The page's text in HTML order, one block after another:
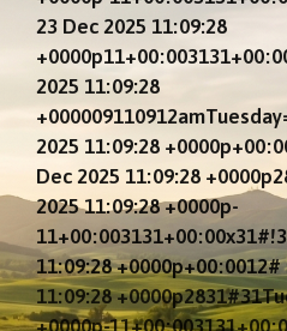
23 Dec 2025 11:09:28
2025 11:09:28
2025 11:09:28
Dec 2025 11:09:28
2025 11:09:28 +0000p-
11:09:28 +0000p+00:0012#
11:09:28
+0000p-